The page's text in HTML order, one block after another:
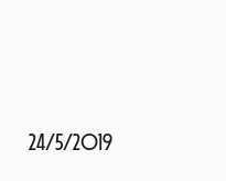
24/5/2019